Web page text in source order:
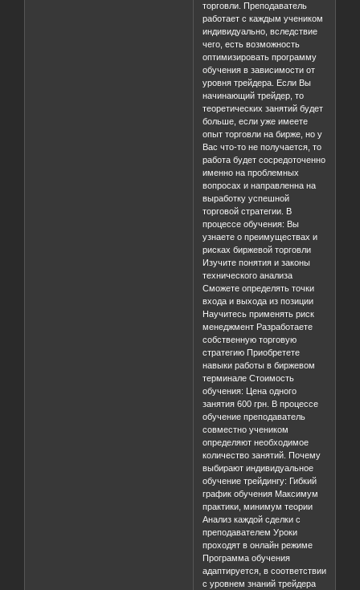
торговли. Преподаватель
работает с каждым учеником
индивидуально, вследствие
чего, есть возможность
оптимизировать программу
обучения в зависимости от
уровня трейдера. Если Вы
начинающий трейдер, то
теоретических занятий будет
больше, если уже имеете
опыт торговли на бирже, но у
Вас что-то не получается, то
работа будет сосредоточенно
именно на проблемных
вопросах и направленна на
выработку успешной
торговой стратегии. В
процессе обучения: Вы
узнаете о преимуществах и
рисках биржевой торговли
Изучите понятия и законы
технического анализа
Сможете определять точки
входа и выхода из позиции
Научитесь применять риск
менеджмент Разработаете
собственную торговую
стратегию Приобретете
навыки работы в биржевом
терминале Стоимость
обучения: Цена одного
занятия 600 грн. В процессе
обучение преподаватель
совместно учеником
определяют необходимое
количество занятий. Почему
выбирают индивидуальное
обучение трейдингу: Гибкий
график обучения Максимум
практики, минимум теории
Анализ каждой сделки с
преподавателем Уроки
проходят в онлайн режиме
Программа обучения
адаптируется, в соответствии
с уровнем знаний трейдера